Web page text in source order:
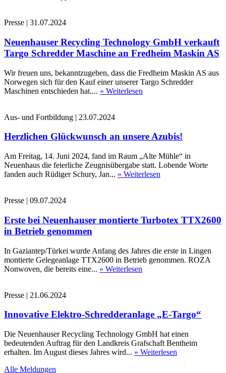
Presse | 31.07.2024
Neuenhauser Recycling Technology GmbH verkauft
Targo Schredder Maschine an Fredheim Maskin AS
Wir freuen uns, bekanntzugeben, dass die Fredheim Maskin AS aus
Norwegen sich für den Kauf einer unserer Targo Schredder
Maschinen entschieden hat.... » Weiterlesen
Aus- und Fortbildung | 23.07.2024
Herzlichen Glückwunsch an unsere Azubis!
Am Freitag, 14. Juni 2024, fand im Raum „Alte Mühle“ in
Neuenhaus die feierliche Zeugnisübergabe statt. Lobende Worte
fanden auch Rüdiger Schury, Jan... » Weiterlesen
Presse | 09.07.2024
Erste bei Neuenhauser montierte Turbotex TTX2600
in Betrieb genommen
In Gaziantep/Türkei wurde Anfang des Jahres die erste in Lingen
montierte Gelegeanlage TTX2600 in Betrieb genommen. ROZA
Nonwoven, die bereits eine... » Weiterlesen
Presse | 21.06.2024
Innovative Elektro-Schredderanlage „E-Targo“
Die Neuenhauser Recycling Technology GmbH hat einen
bedeutenden Auftrag für den Landkreis Grafschaft Bentheim
erhalten. Im August dieses Jahres wird... » Weiterlesen
Alle Meldungen